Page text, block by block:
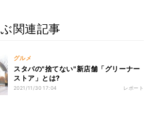
関連記事
グルメ
スタバの"捨てない"新店舗「グリーナー
ストア」とは?
2021/11/30 17:04 レポート